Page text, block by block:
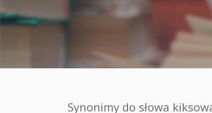
Synonimy do słowa